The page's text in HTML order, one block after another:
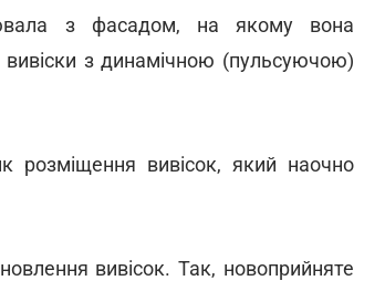
з фасадом, на якому вона
вивіски з динамічною (пульсуючою)
розміщення вивісок, який наочно
вивісок. Так, новоприйняте